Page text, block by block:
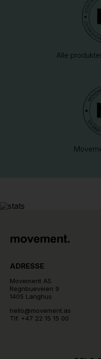
Alle
ADRESSE
Movement AS
Regnbueveien 9
1405 Langhus
hello@movement.as
Tlf. +47 22 15 15 00